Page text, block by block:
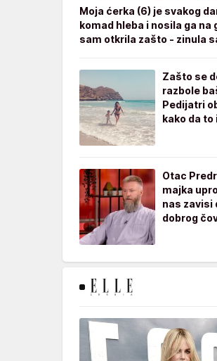
Moja ćerka (6) je svakog
komad hleba i nosila ga na
sam otkrila zašto - zinula
Zašto se
razbole
Pedijatri
kako da
Otac
majka
nas zavisi
dobrog